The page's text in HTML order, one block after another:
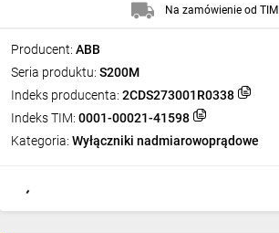
Producent: ABB
Seria produktu: S200M
Indeks producenta: 2CDS273001R0338
Indeks TIM: 0001-00021-41598
Kategoria: Wyłączniki nadmiarowoprądowe
Na zamówienie od TIM